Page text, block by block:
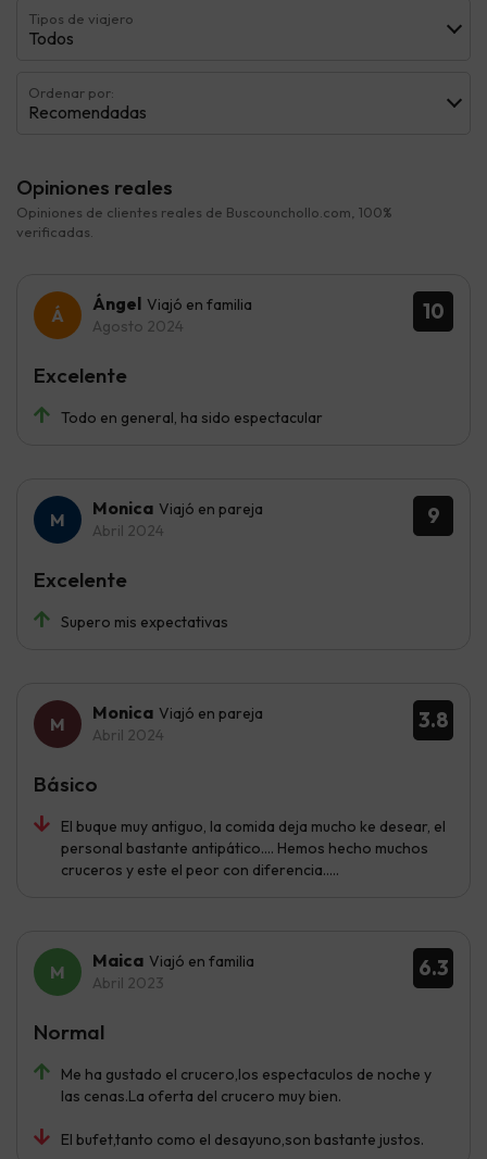
Tipos de viajero
Todos
Ordenar por:
Recomendadas
Opiniones reales
Opiniones de clientes reales de Buscounchollo.com, 100%
verificadas.
10
Ángel Viajó en familia
Agosto 2024
Todo en general, ha sido espectacular
Excelente
9
Monica Viajó en pareja
Abril 2024
Supero mis expectativas
Excelente
3.8
Monica Viajó en pareja
Abril 2024
El buque muy antiguo, la comida deja mucho ke desear, el
personal bastante antipático…. Hemos hecho muchos
cruceros y este el peor con diferencia…..
Básico
6.3
Maica Viajó en familia
Abril 2023
Me ha gustado el crucero,los espectaculos de noche y
las cenas.La oferta del crucero muy bien.
El bufet,tanto como el desayuno,son bastante justos.
Normal